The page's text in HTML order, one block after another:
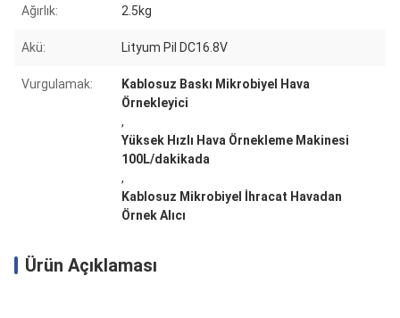
Ağırlık: 2.5kg
Akü: Lityum Pil DC16.8V
Vurgulamak:
Kablosuz Baskı Mikrobiyel Hava
Örnekleyici
,
Yüksek Hızlı Hava Örnekleme Makinesi
100L/dakikada
,
Kablosuz Mikrobiyel İhracat Havadan
Örnek Alıcı
Ürün Açıklaması